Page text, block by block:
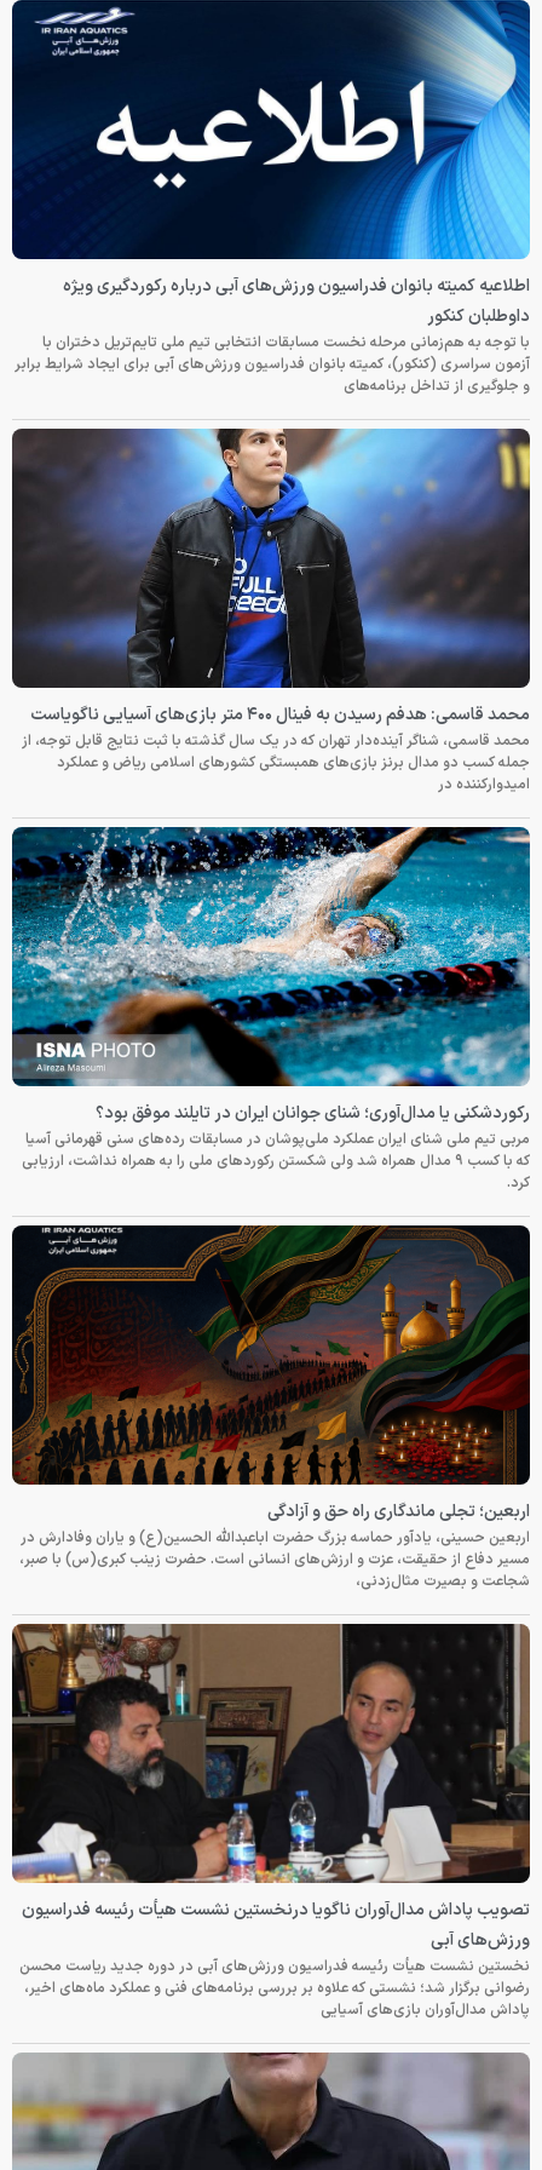
اطلاعیه کمیته بانوان فدراسیون ورزش‌های آبی درباره رکوردگیری ویژه
داوطلبان کنکور
با توجه به هم‌زمانی مرحله نخست مسابقات انتخابی تیم ملی تایم‌تریل دختران با
آزمون سراسری (کنکور)، کمیته بانوان فدراسیون ورزش‌های آبی برای ایجاد شرایط برابر
و جلوگیری از تداخل برنامه‌های
محمد قاسمی: هدفم رسیدن به فینال ۴۰۰ متر بازی‌های آسیایی ناگویاست
محمد قاسمی، شناگر آینده‌دار تهران که در یک سال گذشته با ثبت نتایج قابل توجه، از
جمله کسب دو مدال برنز بازی‌های همبستگی کشورهای اسلامی ریاض و عملکرد
امیدوارکننده در
رکوردشکنی یا مدال‌آوری؛ شنای جوانان ایران در تایلند موفق بود؟
مربی تیم ملی شنای ایران عملکرد ملی‌پوشان در مسابقات رده‌های سنی قهرمانی آسیا
که با کسب ۹ مدال همراه شد ولی شکستن رکوردهای ملی را به همراه نداشت، ارزیابی
کرد.
اربعین؛ تجلی ماندگاری راه حق و آزادگی
اربعین حسینی، یادآور حماسه بزرگ حضرت اباعبدالله الحسین(ع) و یاران وفادارش در
مسیر دفاع از حقیقت، عزت و ارزش‌های انسانی است. حضرت زینب کبری(س) با صبر،
شجاعت و بصیرت مثال‌زدنی،
تصویب پاداش مدال‌آوران ناگویا درنخستین نشست هیأت رئیسه فدراسیون
ورزش‌های آبی
نخستین نشست هیأت رئیسه فدراسیون ورزش‌های آبی در دوره جدید ریاست محسن
رضوانی برگزار شد؛ نشستی که علاوه بر بررسی برنامه‌های فنی و عملکرد ماه‌های اخیر،
پاداش مدال‌آوران بازی‌های آسیایی